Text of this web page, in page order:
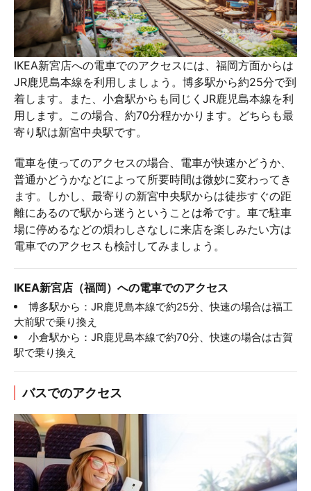
IKEA新宮店への電車でのアクセスには、福岡方面からは
JR鹿児島本線を利用しましょう。博多駅から約25分で到
着します。また、小倉駅からも同じくJR鹿児島本線を利
用します。この場合、約70分程かかります。どちらも最
寄り駅は新宮中央駅です。
電車を使ってのアクセスの場合、電車が快速かどうか、
普通かどうかなどによって所要時間は微妙に変わってき
ます。しかし、最寄りの新宮中央駅からは徒歩すぐの距
離にあるので駅から迷うということは希です。車で駐車
場に停めるなどの煩わしさなしに来店を楽しみたい方は
電車でのアクセスも検討してみましょう。
IKEA新宮店（福岡）への電車でのアクセス
博多駅から：JR鹿児島本線で約25分、快速の場合は福工
大前駅で乗り換え
小倉駅から：JR鹿児島本線で約70分、快速の場合は古賀
駅で乗り換え
バスでのアクセス